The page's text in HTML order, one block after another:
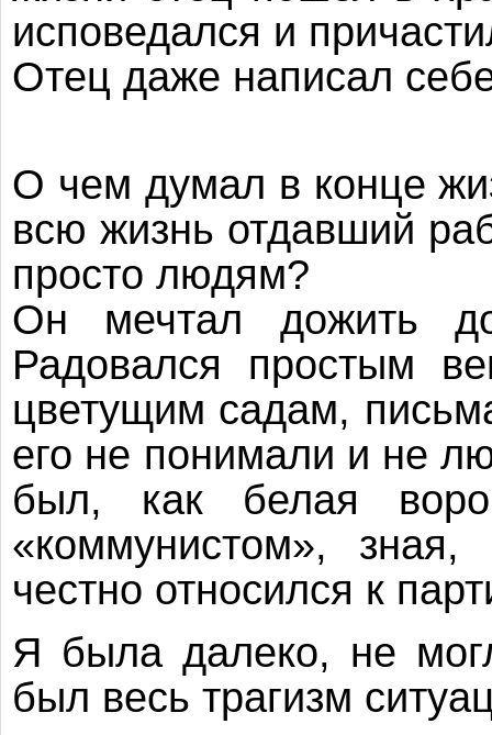
исповедался и
Отец даже написал
О чем думал в конце
всю жизнь отдавший
просто людям?
Он мечтал дожить
Радовался простым
цветущим садам,
его не понимали и не
был, как белая
«коммунистом», зная,
честно относился к
Я была далеко, не
был весь трагизм